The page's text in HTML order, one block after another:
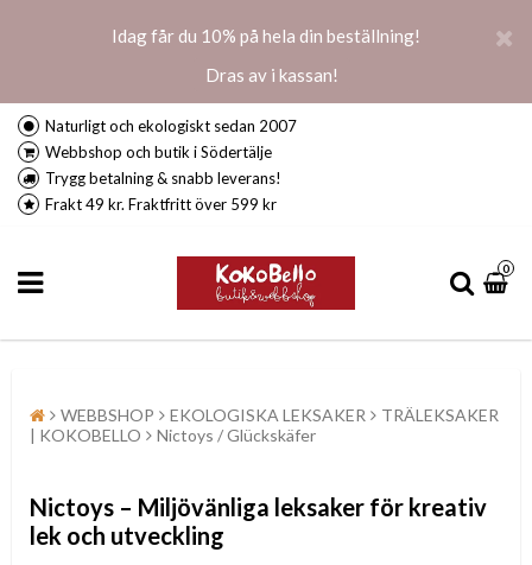
Idag får du 10% på hela din beställning!
Dras av i kassan!
Naturligt och ekologiskt sedan 2007
Webbshop och butik i Södertälje
Trygg betalning & snabb leverans!
Frakt 49 kr. Fraktfritt över 599 kr
0
WEBBSHOP EKOLOGISKA LEKSAKER
TRÄLEKSAKER
| KOKOBELLO
Nictoys / Glückskäfer
Nictoys – Miljövänliga leksaker för kreativ
lek och utveckling